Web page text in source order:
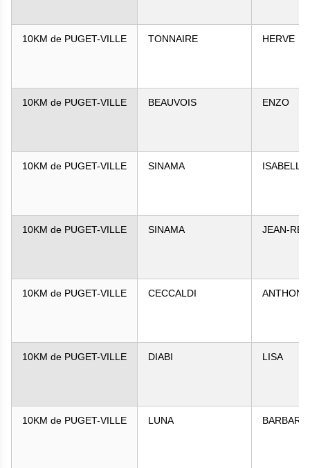
10KM de PUGET-VILLE TONNAIRE HERVE
10KM de PUGET-VILLE BEAUVOIS ENZO
10KM de PUGET-VILLE SINAMA ISABELLE
10KM de PUGET-VILLE SINAMA JEAN-
10KM de PUGET-VILLE CECCALDI ANTHONY
10KM de PUGET-VILLE DIABI LISA
10KM de PUGET-VILLE LUNA BARBARA